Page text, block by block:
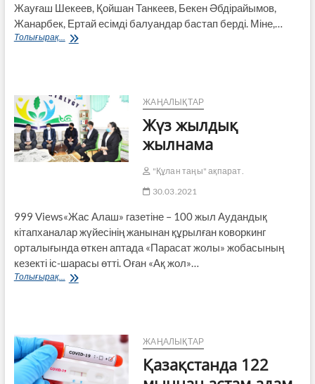
Жауғаш Шекеев, Қойшан Танкеев, Бекен Әбдірайымов,
Жанарбек, Ертай есімді балуандар бастап берді. Міне,…
Толығырақ...
Он
спорт
залы
жоқ
ауыл
ЖАҢАЛЫҚТАР
Жүз жылдық
жылнама
"Құлан таңы" ақпарат.
30.03.2021
999 Views«Жас Алаш» газетіне – 100 жыл Аудандық
кітапханалар жүйесінің жанынан құрылған коворкинг
орталығында өткен аптада «Парасат жолы» жобасының
кезекті іс-шарасы өтті. Оған «Ақ жол»…
Толығырақ...
Жүз
ЖАҢАЛЫҚТАР
Қазақстанда 122